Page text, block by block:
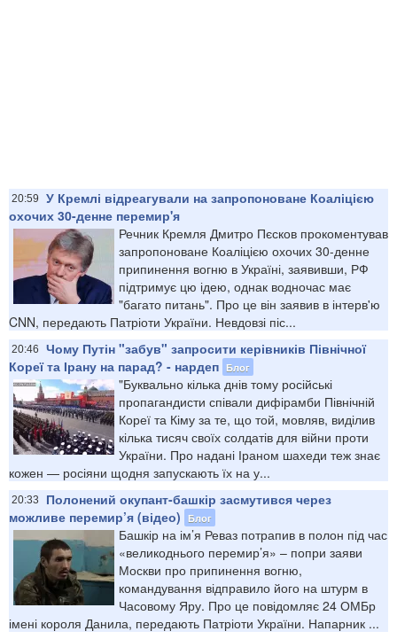
20:59
У Кремлі відреагували на запропоноване Коаліцією
охочих 30-денне перемир'я
Речник Кремля Дмитро Пєсков прокоментував
запропоноване Коаліцією охочих 30-денне
припинення вогню в Україні, заявивши, РФ
підтримує цю ідею, однак водночас має
"багато питань". Про це він заявив в інтерв'ю
CNN, передають Патріоти України. Невдовзі піс...
20:46
Чому Путін "забув" запросити керівників Північної
Кореї та Ірану на парад? - нардеп Блог
"Буквально кілька днів тому російські
пропагандисти співали дифірамби Північній
Кореї та Кіму за те, що той, мовляв, виділив
кілька тисяч своїх солдатів для війни проти
України. Про надані Іраном шахеди теж знає
кожен — росіяни щодня запускають їх на у...
20:33
Полонений окупант-башкір засмутився через
можливе перемир’я (відео)
Блог
Башкір на ім’я Реваз потрапив в полон під час
«великоднього перемир’я» – попри заяви
Москви про припинення вогню,
командування відправило його на штурм в
Часовому Яру. Про це повідомляє 24 ОМБр
імені короля Данила, передають Патріоти України. Напарник ...